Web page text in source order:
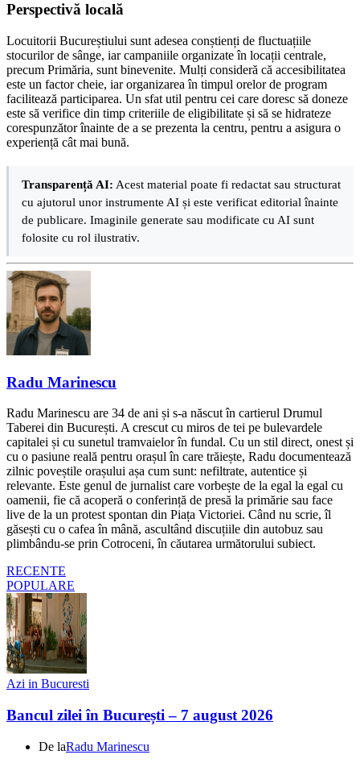
Perspectivă locală
Locuitorii Bucureștiului sunt adesea conștienți de fluctuațiile
stocurilor de sânge, iar campaniile organizate în locații centrale,
precum Primăria, sunt binevenite. Mulți consideră că accesibilitatea
este un factor cheie, iar organizarea în timpul orelor de program
facilitează participarea. Un sfat util pentru cei care doresc să doneze
este să verifice din timp criteriile de eligibilitate și să se hidrateze
corespunzător înainte de a se prezenta la centru, pentru a asigura o
experiență cât mai bună.
Transparență AI: Acest material poate fi redactat sau structurat
cu ajutorul unor instrumente AI și este verificat editorial înainte
de publicare. Imaginile generate sau modificate cu AI sunt
folosite cu rol ilustrativ.
Radu Marinescu
Radu Marinescu are 34 de ani și s-a născut în cartierul Drumul
Taberei din București. A crescut cu miros de tei pe bulevardele
capitalei și cu sunetul tramvaielor în fundal. Cu un stil direct, onest și
cu o pasiune reală pentru orașul în care trăiește, Radu documentează
zilnic poveștile orașului așa cum sunt: nefiltrate, autentice și
relevante. Este genul de jurnalist care vorbește de la egal la egal cu
oamenii, fie că acoperă o conferință de presă la primărie sau face
live de la un protest spontan din Piața Victoriei. Când nu scrie, îl
găsești cu o cafea în mână, ascultând discuțiile din autobuz sau
plimbându-se prin Cotroceni, în căutarea următorului subiect.
RECENTE
POPULARE
Azi in Bucuresti
Bancul zilei în București – 7 august 2026
De laRadu Marinescu